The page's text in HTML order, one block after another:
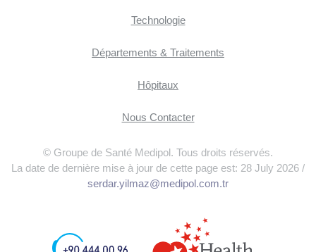
Technologie
Départements & Traitements
Hôpitaux
Nous Contacter
© Groupe de Santé Medipol. Tous droits réservés.
La date de dernière mise à jour de cette page est: 28 July 2026 /
serdar.yilmaz@medipol.com.tr